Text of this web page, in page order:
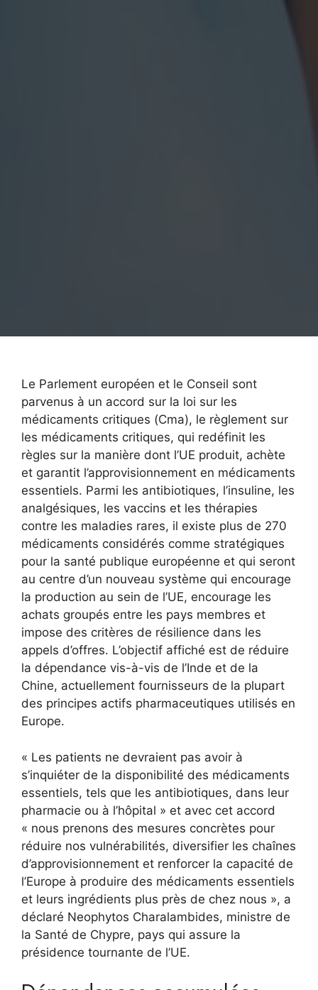
Le Parlement européen et le Conseil sont
parvenus à un accord sur la loi sur les
médicaments critiques (Cma), le règlement sur
les médicaments critiques, qui redéfinit les
règles sur la manière dont l’UE produit, achète
et garantit l’approvisionnement en médicaments
essentiels. Parmi les antibiotiques, l’insuline, les
analgésiques, les vaccins et les thérapies
contre les maladies rares, il existe plus de 270
médicaments considérés comme stratégiques
pour la santé publique européenne et qui seront
au centre d’un nouveau système qui encourage
la production au sein de l’UE, encourage les
achats groupés entre les pays membres et
impose des critères de résilience dans les
appels d’offres. L’objectif affiché est de réduire
la dépendance vis-à-vis de l’Inde et de la
Chine, actuellement fournisseurs de la plupart
des principes actifs pharmaceutiques utilisés en
Europe.
« Les patients ne devraient pas avoir à
s’inquiéter de la disponibilité des médicaments
essentiels, tels que les antibiotiques, dans leur
pharmacie ou à l’hôpital » et avec cet accord
« nous prenons des mesures concrètes pour
réduire nos vulnérabilités, diversifier les chaînes
d’approvisionnement et renforcer la capacité de
l’Europe à produire des médicaments essentiels
et leurs ingrédients plus près de chez nous », a
déclaré Neophytos Charalambides, ministre de
la Santé de Chypre, pays qui assure la
présidence tournante de l’UE.